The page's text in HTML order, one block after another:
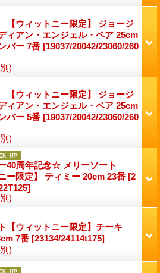
ウィットニー限定】 ジョージ
ィアン・エンジェル・ベア 25cm
バー 7番 [19037/20042/23060/260
)
ウィットニー限定】 ジョージ
ィアン・エンジェル・ベア 25cm
バー 5番 [19037/20042/23060/260
)
40周年記念☆ メリーソート
ー限定】 ティミー 20cm 23番 [2
)
【ウィットニー限定】チーキ
7番 [23134/24114t175]
)